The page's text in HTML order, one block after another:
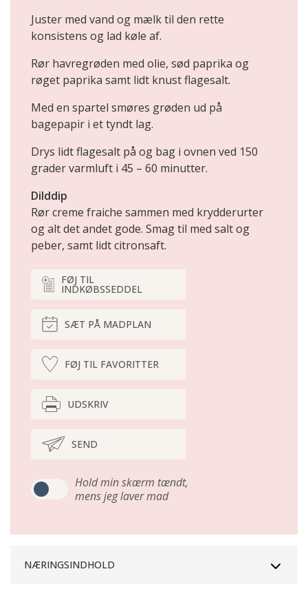
Juster med vand og mælk til den rette
konsistens og lad køle af.
Rør havregrøden med olie, sød paprika og
røget paprika samt lidt knust flagesalt.
Med en spartel smøres grøden ud på
bagepapir i et tyndt lag.
Drys lidt flagesalt på og bag i ovnen ved 150
grader varmluft i 45 – 60 minutter.
Dilddip
Rør creme fraiche sammen med krydderurter
og alt det andet gode. Smag til med salt og
peber, samt lidt citronsaft.
FØJ TIL
INDKØBSSEDDEL
SÆT PÅ MADPLAN
FØJ TIL FAVORITTER
UDSKRIV
SEND
Hold min skærm tændt,
mens jeg laver mad
NÆRINGSINDHOLD